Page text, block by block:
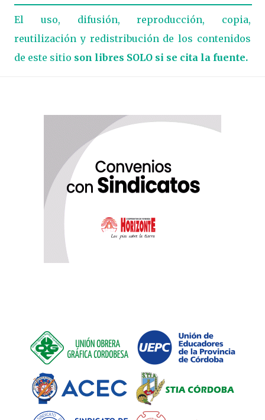
El uso, difusión, reproducción, copia,
reutilización y redistribución de los contenidos
de este sitio son libres SOLO si se cita la fuente.